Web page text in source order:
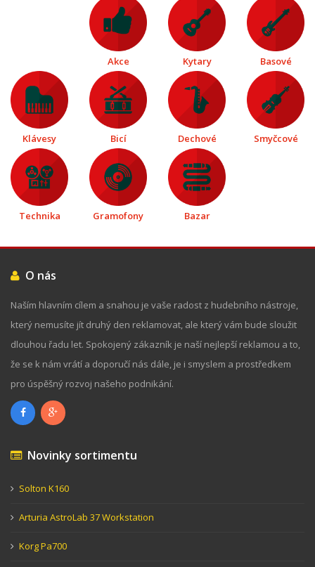
Akce Kytary Basové
Klávesy Bicí Dechové Smyčcové
Technika Gramofony Bazar
O nás
Naším hlavním cílem a snahou je vaše radost z hudebního nástroje,
který nemusíte jít druhý den reklamovat, ale který vám bude sloužit
dlouhou řadu let. Spokojený zákazník je naší nejlepší reklamou a to,
že se k nám vrátí a doporučí nás dále, je i smyslem a prostředkem
pro úspěšný rozvoj našeho podnikání.
Novinky sortimentu
Solton K160
Arturia AstroLab 37 Workstation
Korg Pa700